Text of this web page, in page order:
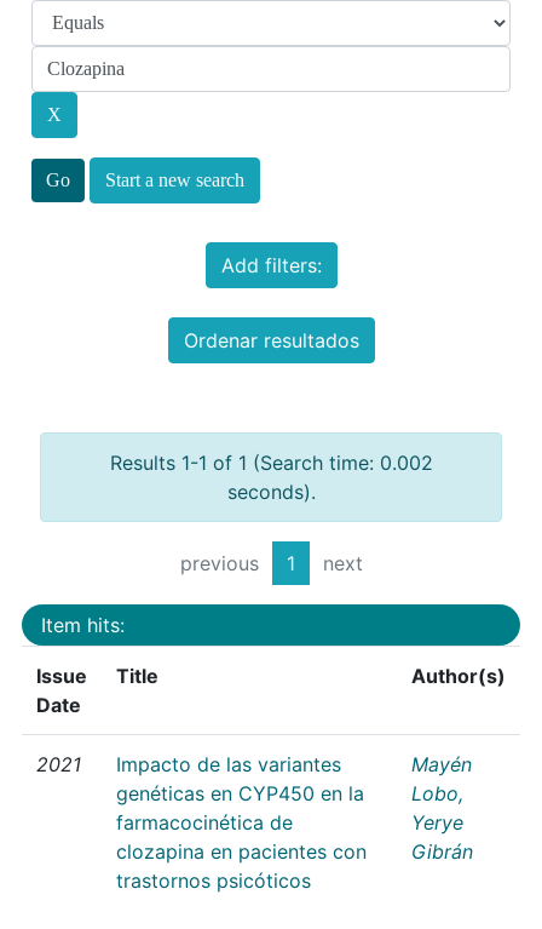
Start a new search
Add filters:
Ordenar resultados
Results 1-1 of 1 (Search time: 0.002
seconds).
previous 1 next
Item hits:
Issue
Date
Title Author(s)
2021
Impacto de las variantes
genéticas en CYP450 en la
farmacocinética de
clozapina en pacientes con
trastornos psicóticos
Mayén
Lobo,
Yerye
Gibrán